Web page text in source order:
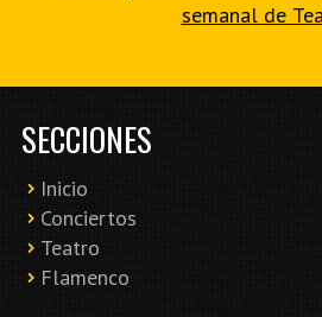
semanal de
SECCIONES
Inicio
Conciertos
Teatro
Flamenco